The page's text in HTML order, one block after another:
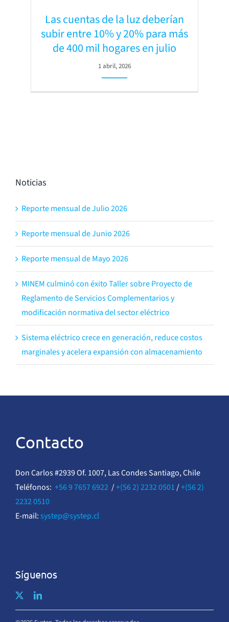
Las cuentas de la luz deberían
subir entre 10% y 20% para más
de 400 mil hogares en julio
1 abril, 2026
Noticias
Reporte mensual de Julio 2026
Reporte mensual de Junio 2026
Reporte mensual de Mayo 2026
MINEM culminó con éxito Taller sobre Proyecto de
Reglamento de Servicios Complementarios y
modificación normativa del sector eléctrico
Sistema eléctrico crece en generación, reduce costos
marginales y acelera expansión con almacenamiento
Contacto
Don Carlos #2939 Of. 1007, Las Condes Santiago, Chile
Teléfonos: +56 9 7657 6922/+(56 2) 2232 0501/+(56 2)
2232 0510
E-mail: systep@systep.cl
Síguenos